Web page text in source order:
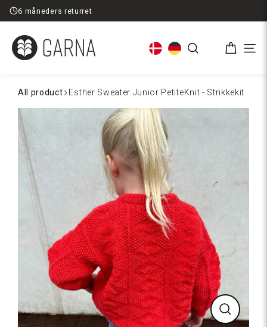
Spring
All product Esther Sweater Junior PetiteKnit - Strikkekit
Luk